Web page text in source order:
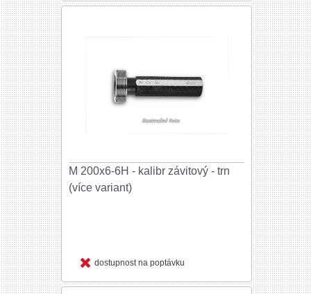
M 200x6-6H - kalibr závitový - trn
(více variant)
dostupnost na poptávku